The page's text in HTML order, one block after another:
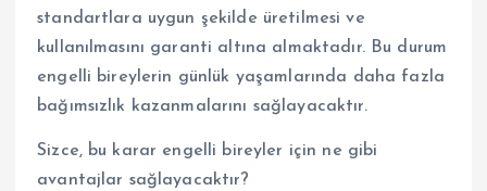
standartlara uygun şekilde üretilmesi ve
kullanılmasını garanti altına almaktadır. Bu durum
engelli bireylerin günlük yaşamlarında daha fazla
bağımsızlık kazanmalarını sağlayacaktır.
Sizce, bu karar engelli bireyler için ne gibi
avantajlar sağlayacaktır?